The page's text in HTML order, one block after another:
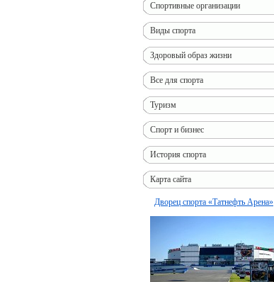
Спортивные организации
Виды спорта
Здоровый образ жизни
Все для спорта
Туризм
Спорт и бизнес
История спорта
Карта сайта
Дворец спорта «Татнефть Арена»